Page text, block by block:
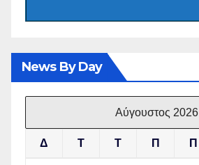
News By Day
Αύγουστος 2026
Δ Τ Τ Π Π